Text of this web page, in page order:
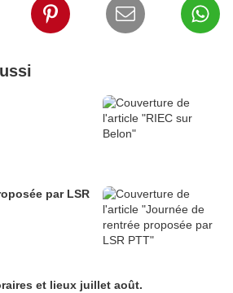
par LSR
Marche nordique ! Horaires et lieux juillet août.